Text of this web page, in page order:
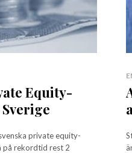
Equity-
private equity-
på rekordtid rest 2